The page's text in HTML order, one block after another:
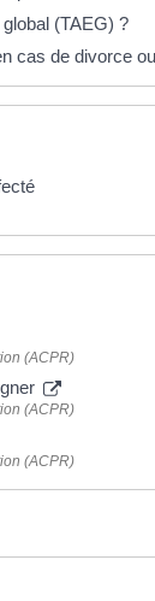
(TAEG) ?
cas de divorce
(ACPR)
(ACPR)
(ACPR)